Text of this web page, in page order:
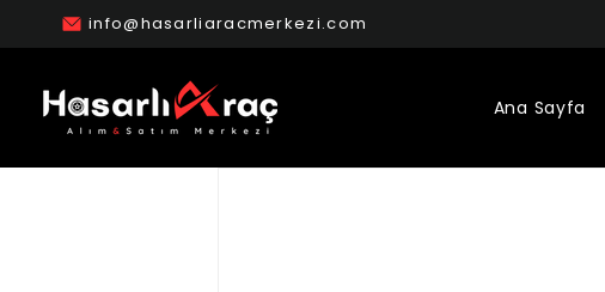
info@hasarliaracmerkezi.com
Ana Sayfa